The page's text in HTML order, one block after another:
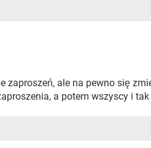
zaproszeń, ale na pewno się
a potem wszyscy i